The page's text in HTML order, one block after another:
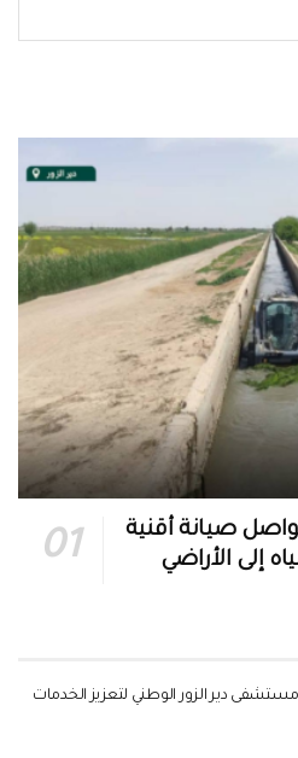
تواصل صيانة أقنية
إلى الأراضي
دير الزور الوطني لتعزيز الخدمات